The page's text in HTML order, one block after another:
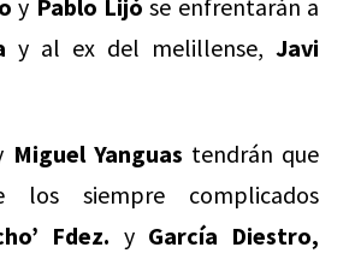
y Pablo Lijó se enfrentarán a
y al ex del melillense, Javi
Miguel Yanguas tendrán que
los siempre complicados
Fdez. y García Diestro,